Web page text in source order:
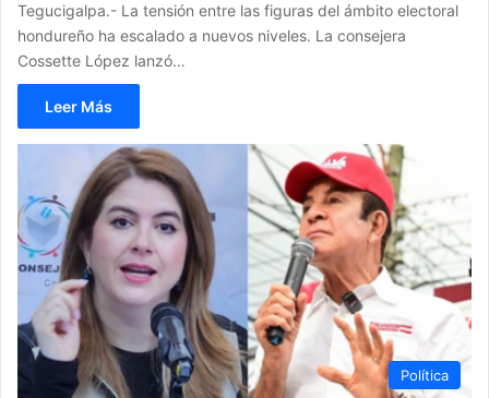
Tegucigalpa.- La tensión entre las figuras del ámbito electoral
hondureño ha escalado a nuevos niveles. La consejera
Cossette López lanzó…
Leer Más
Política